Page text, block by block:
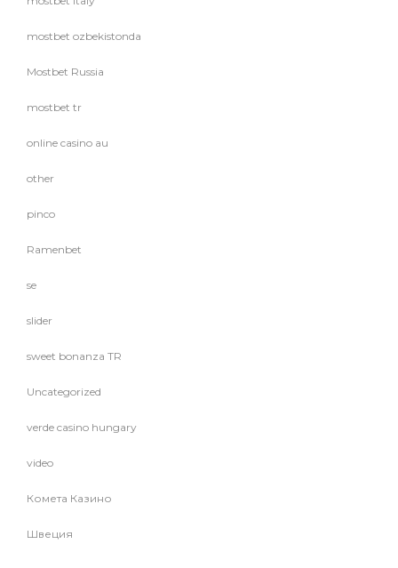
mostbet ozbekistonda
Mostbet Russia
mostbet tr
online casino au
other
pinco
Ramenbet
se
slider
sweet bonanza TR
Uncategorized
verde casino hungary
video
Комета Казино
Швеция